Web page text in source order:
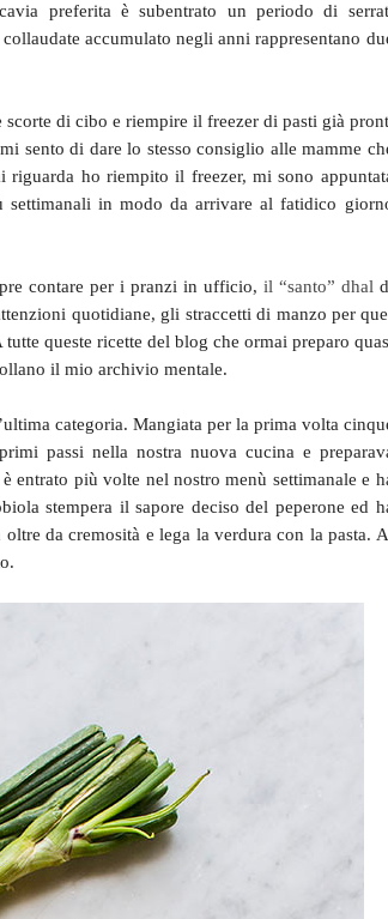
preferita è subentrato un periodo di
accumulato negli anni rappresentano
di cibo e riempire il freezer di pasti già
sento di dare lo stesso consiglio alle mamme
ho riempito il freezer, mi sono
settimanali in modo da arrivare al fatidico
contare per i pranzi in ufficio, il “santo” dhal
quotidiane, gli straccetti di manzo per
tutte queste ricette del blog che ormai preparo
il mio archivio mentale.
categoria. Mangiata per la prima volta
passi nella nostra nuova cucina e
entrato più volte nel nostro menù settimanale e
stempera il sapore deciso del peperone ed
da cremosità e lega la verdura con la pasta.